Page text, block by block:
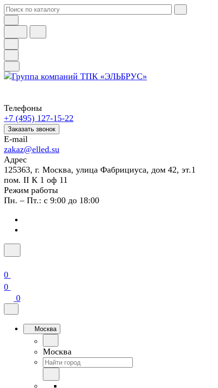
Телефоны
+7 (495) 127-15-22
Заказать звонок
E-mail
zakaz@elled.su
Адрес
125363, г. Москва, улица Фабрициуса, дом 42, эт.1
пом. II К 1 оф 11
Режим работы
Пн. – Пт.: с 9:00 до 18:00
0
0
0
Москва
Москва